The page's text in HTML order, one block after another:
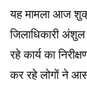
यह मामला आज
जिलाधिकारी
रहे कार्य का
कर रहे लोगों ने